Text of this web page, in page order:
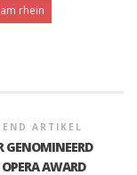
rhein
ARTIKEL
GENOMINEERD
AWARD